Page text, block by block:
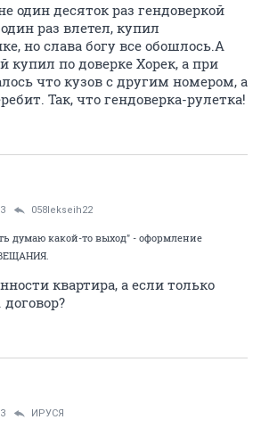
один десяток раз гендоверкой
раз влетел, купил
но слава богу все обошлось.А
купил по доверке Хорек, а при
что кузов с другим номером, а
Так, что гендоверка-рулетка!
058lekseih22
думаю какой-то выход" - оформление
квартира, а если только
ИРУСЯ